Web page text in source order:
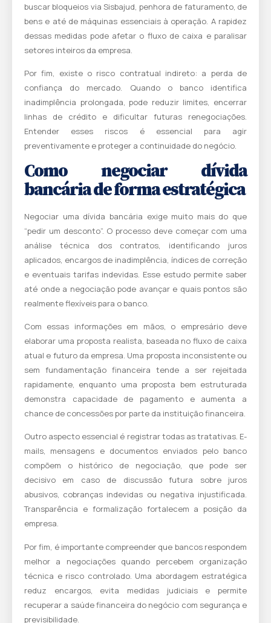
buscar bloqueios via Sisbajud, penhora de faturamento, de
bens e até de máquinas essenciais à operação. A rapidez
dessas medidas pode afetar o fluxo de caixa e paralisar
setores inteiros da empresa.
Por fim, existe o risco contratual indireto: a perda de
confiança do mercado. Quando o banco identifica
inadimplência prolongada, pode reduzir limites, encerrar
linhas de crédito e dificultar futuras renegociações.
Entender esses riscos é essencial para agir
preventivamente e proteger a continuidade do negócio.
Como negociar dívida
bancária de forma estratégica
Negociar uma dívida bancária exige muito mais do que
“pedir um desconto”. O processo deve começar com uma
análise técnica dos contratos, identificando juros
aplicados, encargos de inadimplência, índices de correção
e eventuais tarifas indevidas. Esse estudo permite saber
até onde a negociação pode avançar e quais pontos são
realmente flexíveis para o banco.
Com essas informações em mãos, o empresário deve
elaborar uma proposta realista, baseada no fluxo de caixa
atual e futuro da empresa. Uma proposta inconsistente ou
sem fundamentação financeira tende a ser rejeitada
rapidamente, enquanto uma proposta bem estruturada
demonstra capacidade de pagamento e aumenta a
chance de concessões por parte da instituição financeira.
Outro aspecto essencial é registrar todas as tratativas. E-
mails, mensagens e documentos enviados pelo banco
compõem o histórico de negociação, que pode ser
decisivo em caso de discussão futura sobre juros
abusivos, cobranças indevidas ou negativa injustificada.
Transparência e formalização fortalecem a posição da
empresa.
Por fim, é importante compreender que bancos respondem
melhor a negociações quando percebem organização
técnica e risco controlado. Uma abordagem estratégica
reduz encargos, evita medidas judiciais e permite
recuperar a saúde financeira do negócio com segurança e
previsibilidade.